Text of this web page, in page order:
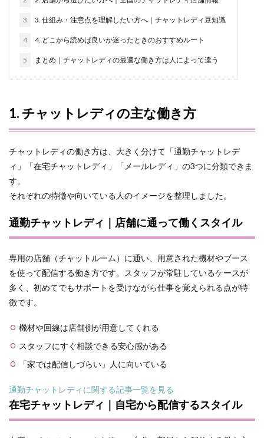
3 3. 仕組み・注意点を理解したい方へ｜チャットレディ豆知識
4 4. どこから読めば良いか迷ったときのおすすめルート
5 まとめ｜チャットレディの最適な働き方は人によって違う
1. チャットレディの主な働き方
チャットレディの働き方は、大きく分けて「通勤チャットレデ
ィ」「在宅チャットレディ」「メールレディ」の3つに分類できま
す。
それぞれの特徴や向いている人のイメージを整理しました。
通勤チャットレディ｜店舗に通って働くスタイル
専用の店舗（チャットルーム）に通い、用意された機材やブース
を使って配信する働き方です。スタッフが常駐しているケースが
多く、初めてでもサポートを受けながら仕事を覚えられる点が特
徴です。
機材や回線は店舗側が用意してくれる
スタッフにすぐ相談できる安心感がある
「家では配信しづらい」人に向いている
通勤チャットレディに関する記事一覧を見る
在宅チャットレディ｜自宅から配信するスタイル